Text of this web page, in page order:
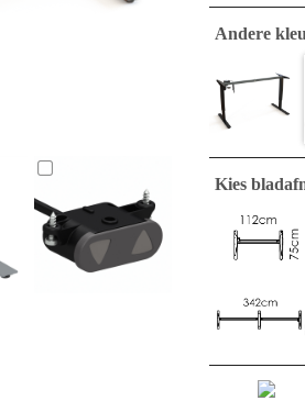
Andere
Kies